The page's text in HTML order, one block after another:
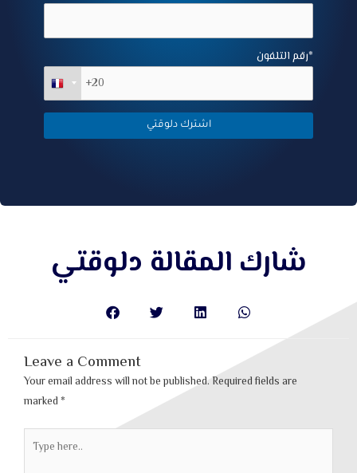
رقم التلفون*
شارك المقالة دلوقتي
Leave a Comment
Your email address will not be published.Required fields are
marked*
here..